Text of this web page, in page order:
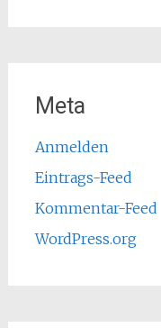
Meta
Anmelden
Eintrags-Feed
Kommentar-Feed
WordPress.org